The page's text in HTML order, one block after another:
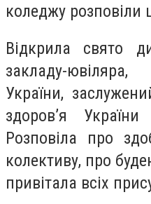
коледжу розповіли
Відкрила свято
закладу-
України,
здоров’я
Розповіла про
колективу, про
привітала всіх